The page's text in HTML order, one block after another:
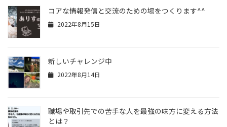
コアな情報発信と交流のための場をつくります^^
2022年8月15日
新しいチャレンジ中
2022年8月14日
職場や取引先での苦手な人を最強の味方に変える方法
とは？